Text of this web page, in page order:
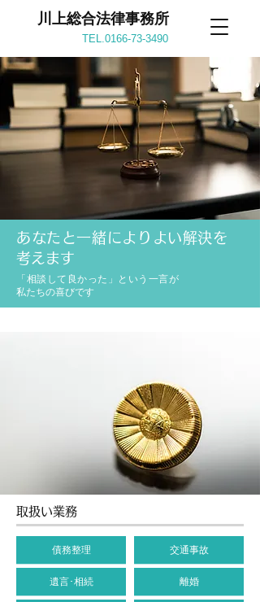
川上総合法律事務所
TEL.0166-73-3490
あなたと一緒によりよい解決を
考えます
「相談して良かった」という一言が
私たちの喜びです
取扱い業務
債務整理
遺言･相続
交通事故
離婚